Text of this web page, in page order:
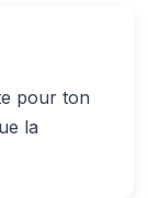
pour ton
la